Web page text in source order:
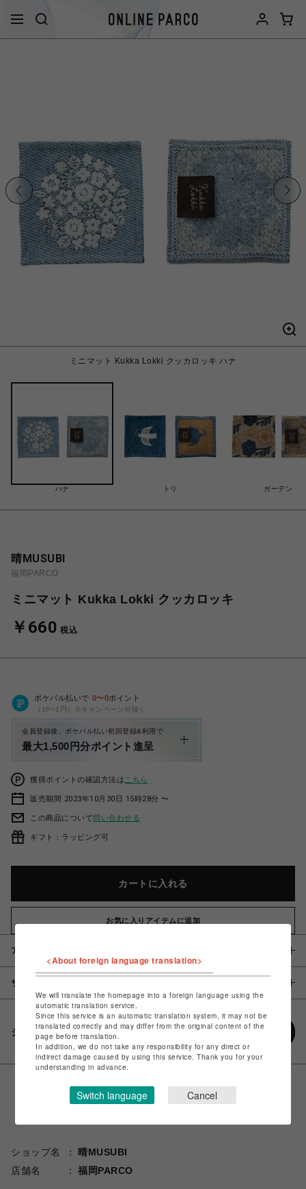
ミニマット Kukka Lokki クッカロッキ ハナ
ハナ トリ ガーデン
晴MUSUBI
福岡PARCO
ミニマット Kukka Lokki クッカロッキ
￥660 税込
ポケパル払いで 0〜0ポイント
（1P=1円）※キャンペーン分除く
会員登録後、ポケパル払い初回登録&利用で
最大1,500円分ポイント進呈
獲得ポイントの確認方法は こちら
販売期間 2023年10月30日 15時28分 〜
この商品について問い合わせる
ギフト：ラッピング可
カートに入れる
お気に入りアイテムに追加
アイテム説明 / 素材
サイズ
シェアする
ショップ名
晴MUSUBI
店舗名
福岡PARCO
<About foreign language translation>
We will translate the homepage into a foreign language using the
automatic translation service.
Since this service is an automatic translation system, it may not be
translated correctly and may differ from the original content of the
page before translation.
In addition, we do not take any responsibility for any direct or
indirect damage caused by using this service. Thank you for your
understanding in advance.
Switch language Cancel